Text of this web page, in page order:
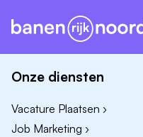
Onze diensten
Vacature Plaatsen ›
Job Marketing ›